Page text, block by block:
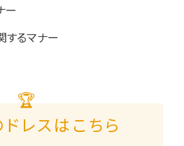
ー
するマナー
🏆
レスはこちら